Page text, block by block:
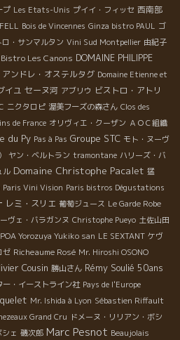
プ Les Etats-Unis プイイ・フィッセ 西南部
Bois de Vincennes Ginza bistro PAUL ゴ
ロ・サンマルタン Vini Sud Montpellier 由紀子
Bistro Les Canons DOMAINE PHILIPPE
アンドレ・オステルタグ Domaine Etienne et
イユ セーヌ河 アブリウ ビストロ・アトリ
ニクタロピ 渥美フーズの森さん Clos des
de France オリヴィエ・クーザン ＡＯＣ組織
du Py Pas à Pas Groupe STC モト・ヌーヴ
ヤン・ベルトラン tramontane ハリーズ・バ
ル Domaine Christophe Pacalet 猛
Paris Vini Vision Paris bistros Dégustations
レミ・スリエ 葡萄ジュース Le Garde Robe
ヴェ・バラガンヌ Christophe Pueyo 土佐山田
Yorozuya Yukiko san LE SEXTANT ケヴ
ゼ Richeaume Rosé Mr. Hiroshi OSONO
Cousin 勝山さん Rémy Soulié 50ans
・イーストライン社 Pays de l'Europe
Mr. Ishida à Lyon Sébastien Riffault
Grand Cru ドメーヌ・リリアン・ボシ
ェ 磯次郎 Marc Pesnot Beaujolais